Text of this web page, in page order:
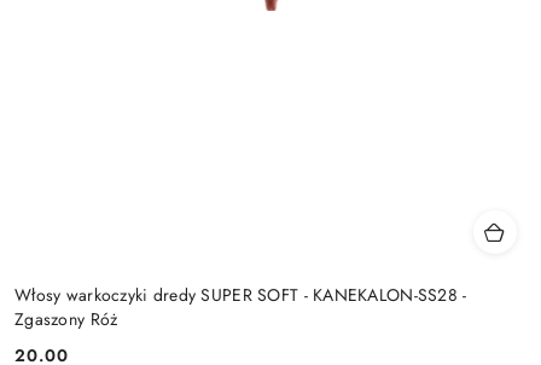
Włosy warkoczyki dredy SUPER SOFT - KANEKALON-SS28 -
Zgaszony Róż
20.00